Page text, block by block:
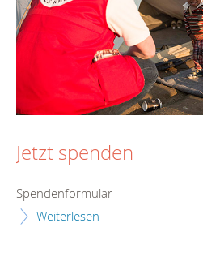
Jetzt spenden
Spendenformular
Weiterlesen